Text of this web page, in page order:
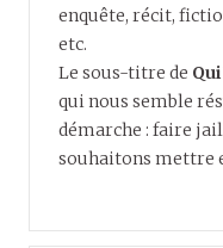
enquête, récit,
etc.
Le sous-titre de
qui nous semble
démarche : faire
souhaitons mettre